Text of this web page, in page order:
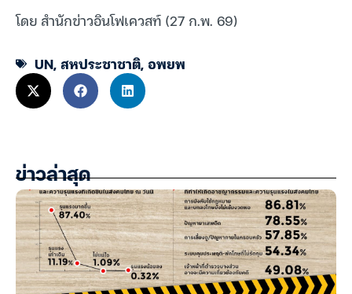
โดย สำนักข่าวอินโฟเควสท์ (27 ก.พ. 69)
UN,สหประชาชาติ,อพยพ
ข่าวล่าสุด